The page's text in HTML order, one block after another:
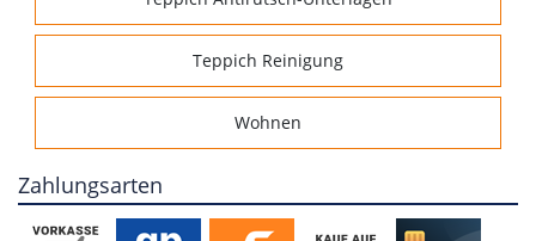
Teppich Reinigung
Wohnen
Zahlungsarten